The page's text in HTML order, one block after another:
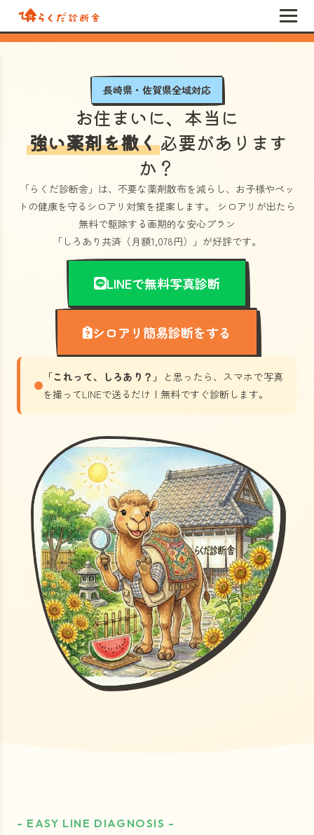
長崎県・佐賀県全域対応
お住まいに、本当に
強い薬剤を撒く必要があります
か？
「らくだ診断舎」 は、不要な薬剤散布を減らし、お子様やペッ
トの健康を守るシロアリ対策を提案します。 シロアリが出たら
無料で駆除する画期的な安心プラン
「しろあり共済（月額1,078円）」 が好評です。
LINEで無料写真診断
シロアリ簡易診断をする
「これって、しろあり？」
と思ったら、スマホで写真
を撮ってLINEで送るだけ！無料ですぐ診断します。
- EASY LINE DIAGNOSIS -